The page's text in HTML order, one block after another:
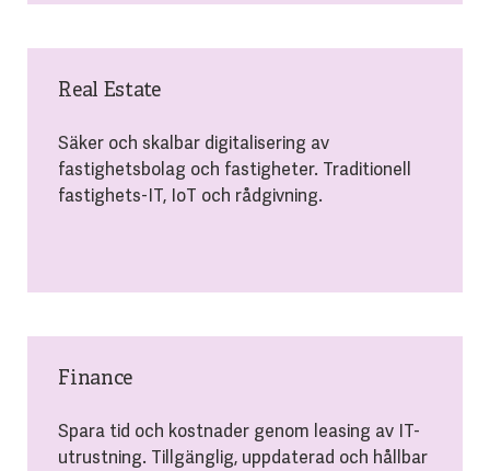
Real Estate
Säker och skalbar digitalisering av
fastighetsbolag och fastigheter. Traditionell
fastighets-IT, IoT och rådgivning.
Finance
Spara tid och kostnader genom leasing av IT-
utrustning. Tillgänglig, uppdaterad och hållbar